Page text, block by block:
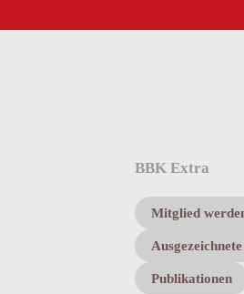
BBK Extra
Mitglied
Publikationen